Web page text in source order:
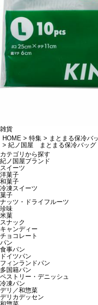
雑貨
HOME
特集
まとまる保冷バ
紀ノ国屋 まとまる保冷バッ
カテゴリから探す
紀ノ国屋ブランド
スイーツ
洋菓子
和菓子
冷凍スイーツ
菓子
ナッツ・ドライフルーツ
珍味
米菓
スナック
キャンディー
チョコレート
パン
食事パン
ドイツパン
フィンランドパン
多国籍パン
ペストリー・デニッシュ
冷凍パン
デリ／和惣菜
デリカデッセン